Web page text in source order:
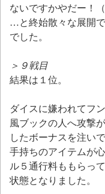
ないですかやだー！
…と終始散々な展開
でした。
＞９戦目
結果は１位。
ダイスに嫌われてフ
風ブックの人へ攻撃
したボーナスを注い
手持ちのアイテムが
ル５通行料ももらっ
状態となりました。